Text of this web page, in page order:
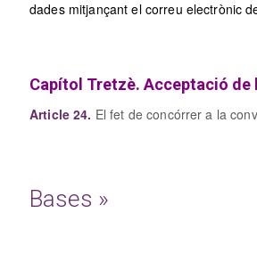
dades mitjançant el correu electrònic
Capítol Tretzè. Acceptació de
Article 24. El fet de concórrer a la
Bases »